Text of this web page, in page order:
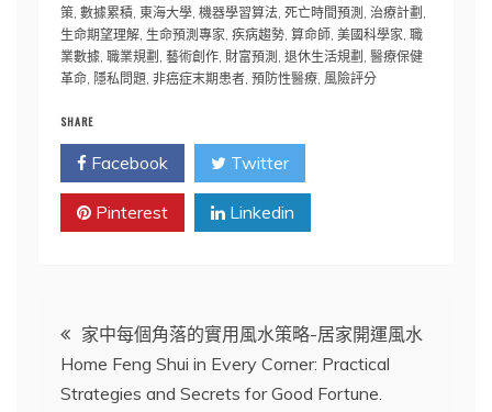
策, 數據累積, 東海大學, 機器學習算法, 死亡時間預測 , 治療計劃 ,
生命期望理解, 生命預測專家, 疾病趨勢, 算命師, 美國科學家, 職
業數據, 職業規劃 , 藝術創作, 財富預測 , 退休生活規劃 , 醫療保健
革命, 隱私問題, 非癌症末期患者, 預防性醫療, 風險評分
SHARE
Facebook Twitter
Pinterest Linkedin
文
章
家中每個角落的實用風水策略-居家開運風水
Home Feng Shui in Every Corner: Practical
Strategies and Secrets for Good Fortune.